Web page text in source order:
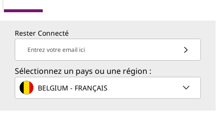
Rester Connecté
Entrez votre email ici
Sélectionnez un pays ou une région :
BELGIUM - FRANÇAIS